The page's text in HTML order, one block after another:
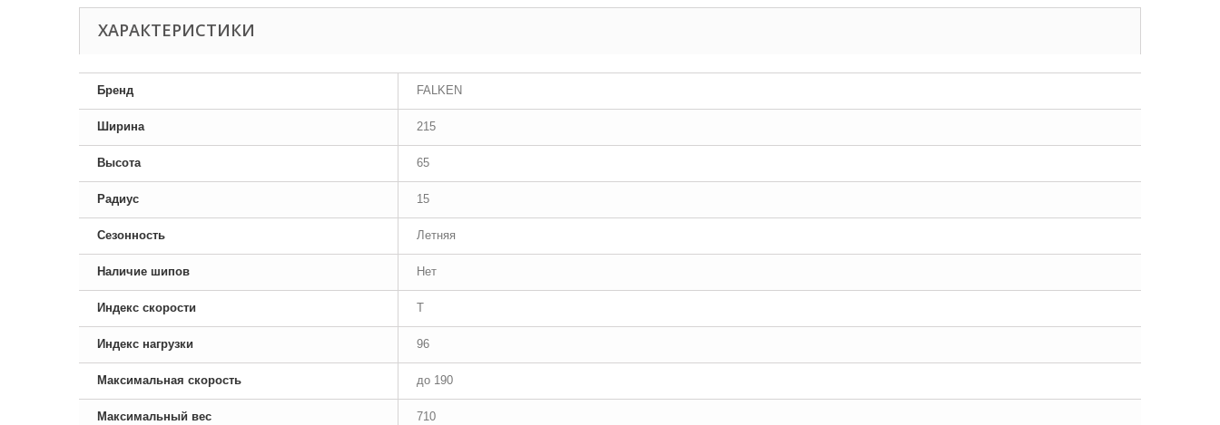
ХАРАКТЕРИСТИКИ
Бренд FALKEN
Ширина 215
Высота 65
Радиус 15
Сезонность Летняя
Наличие шипов Нет
Индекс скорости T
Индекс нагрузки 96
Максимальная скорость до 190
Максимальный вес 710